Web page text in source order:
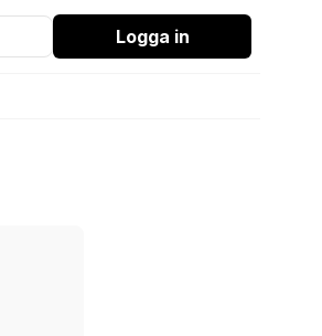
Logga in